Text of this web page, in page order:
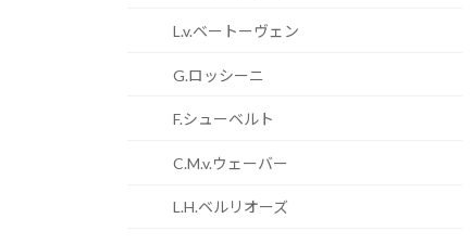
L.v.ベートーヴェン
G.ロッシーニ
F.シューベルト
C.M.v.ウェーバー
L.H.ベルリオーズ